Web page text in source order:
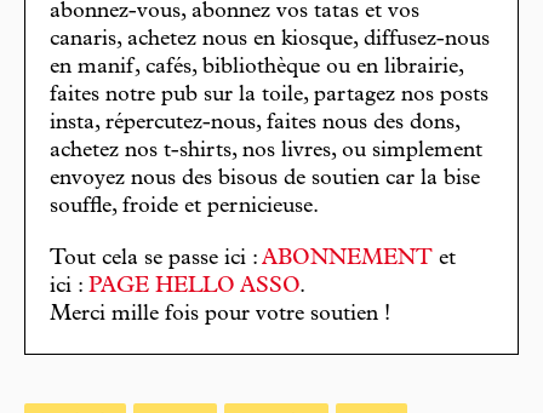
abonnez-vous, abonnez vos tatas et vos
canaris, achetez nous en kiosque, diffusez-nous
en manif, cafés, bibliothèque ou en librairie,
faites notre pub sur la toile, partagez nos posts
insta, répercutez-nous, faites nous des dons,
achetez nos t-shirts, nos livres, ou simplement
envoyez nous des bisous de soutien car la bise
souffle, froide et pernicieuse.
Tout cela se passe ici : ABONNEMENT et
ici : PAGE HELLO ASSO.
Merci mille fois pour votre soutien !